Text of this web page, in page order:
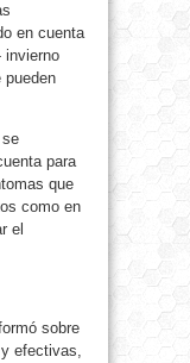
en cuenta
invierno
pueden
para
que
como en
el
sobre
efectivas,